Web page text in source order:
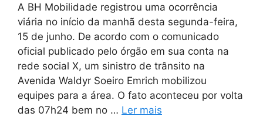
A BH Mobilidade registrou uma ocorrência
viária no início da manhã desta segunda-feira,
15 de junho. De acordo com o comunicado
oficial publicado pelo órgão em sua conta na
rede social X, um sinistro de trânsito na
Avenida Waldyr Soeiro Emrich mobilizou
equipes para a área. O fato aconteceu por volta
das 07h24 bem no … Ler mais